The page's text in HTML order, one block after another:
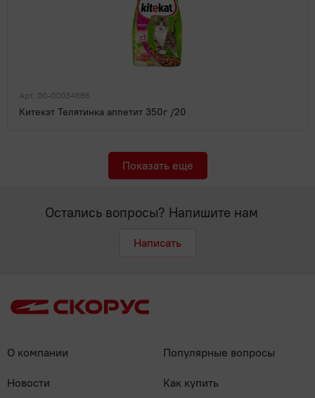
Арт. 00-00034686
Китекэт Телятинка аппетит 350г /20
Показать еще
Остались вопросы? Напишите нам
Написать
О компании
Новости
Популярные вопросы
Как купить